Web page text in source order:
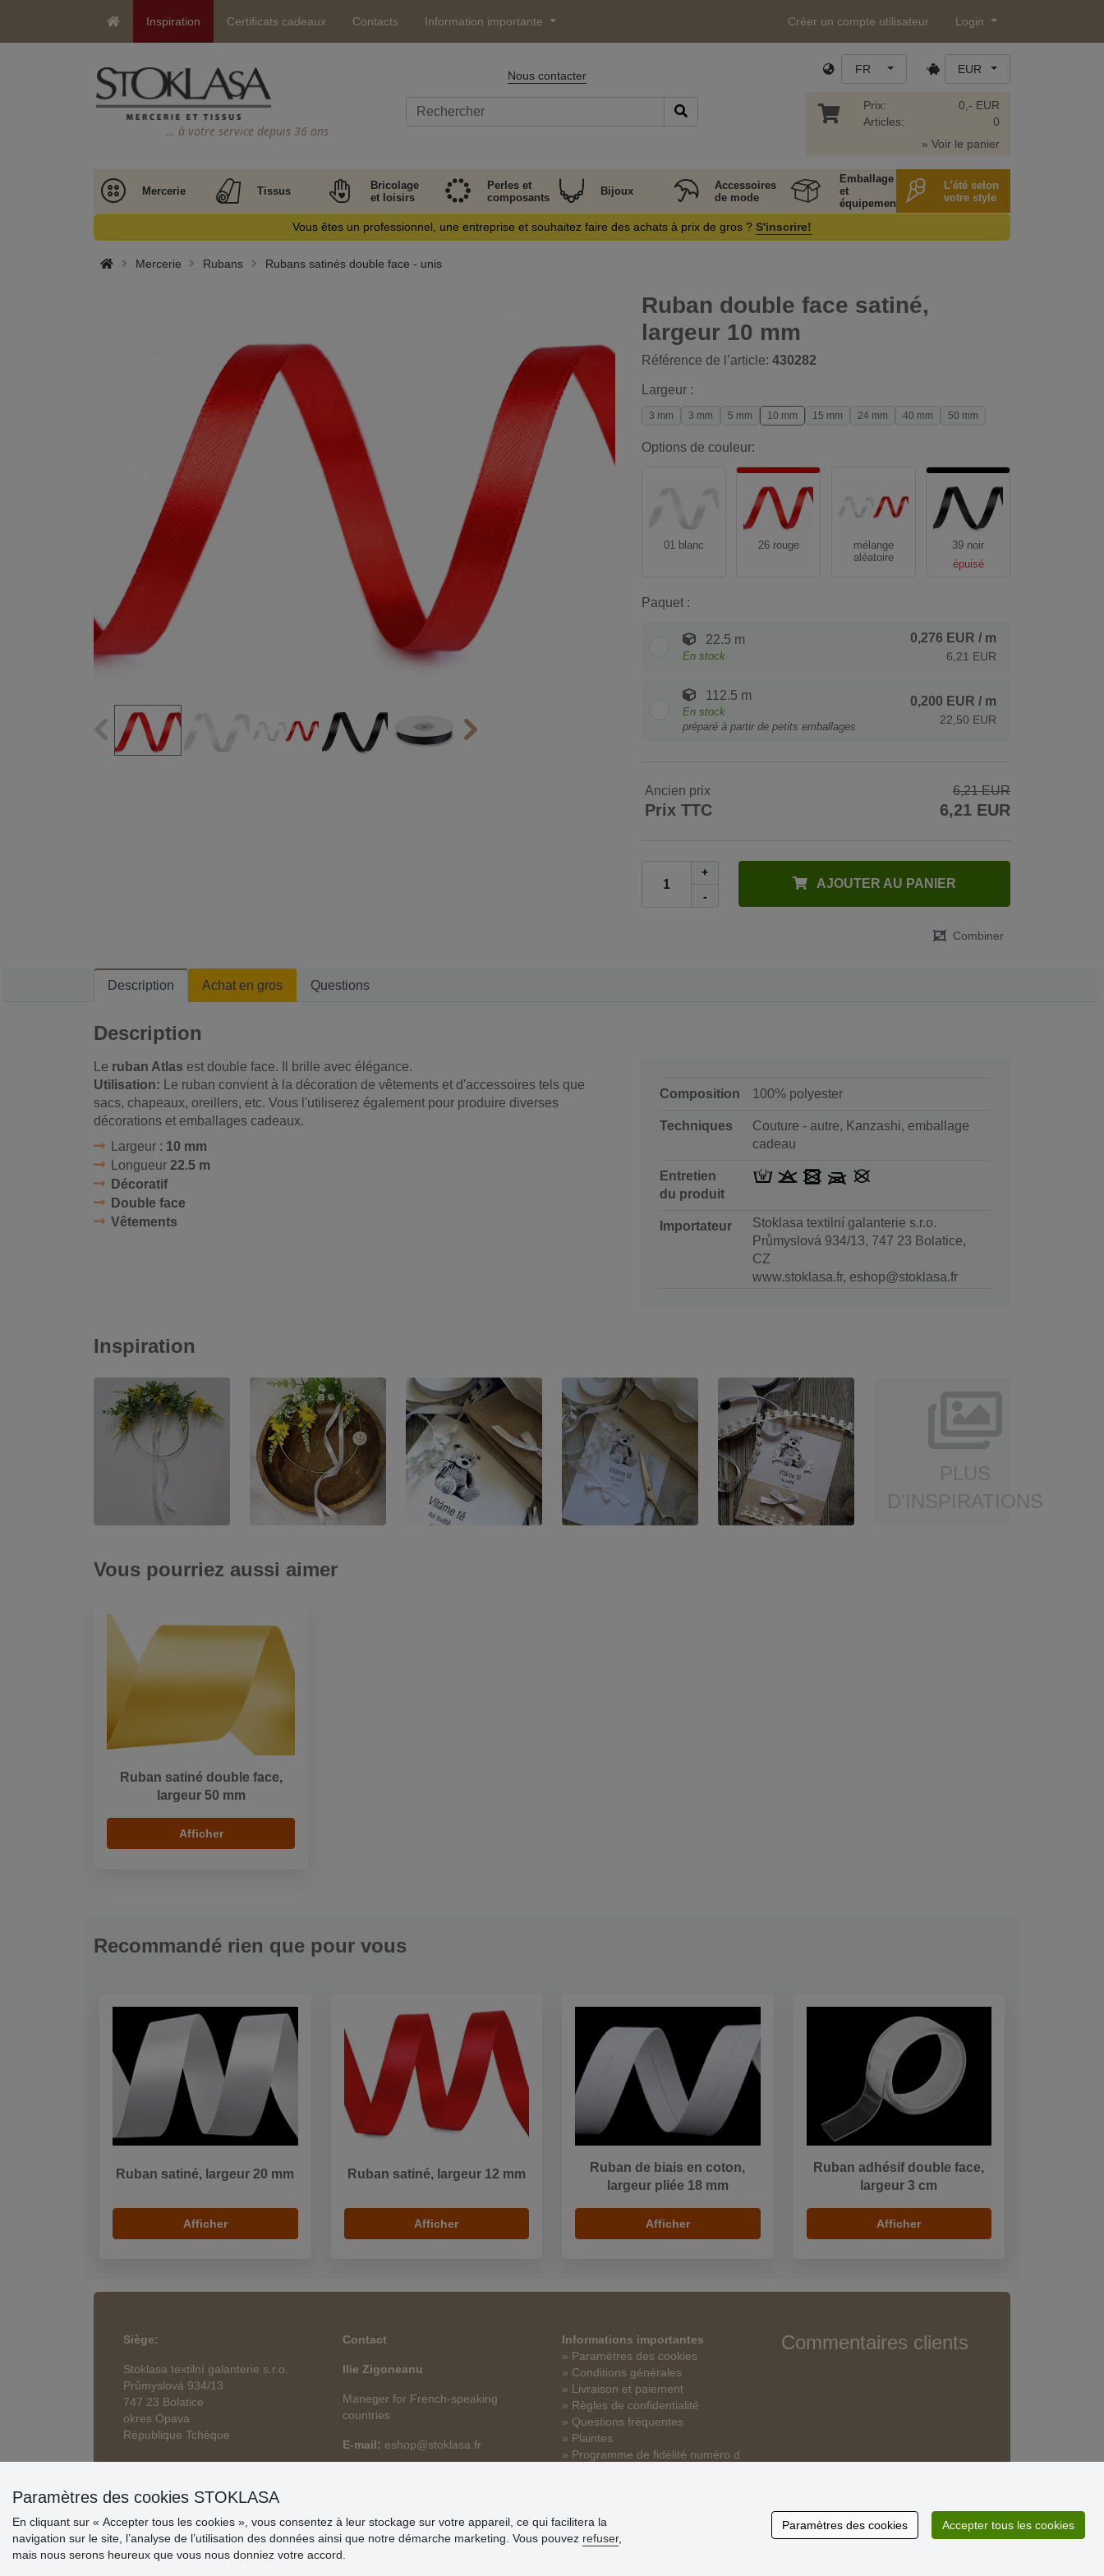
Inspiration Certificats cadeaux Contacts Information importante Créer un compte utilisateur Login
… à votre service depuis 36 ans
Nous contacter FR EUR
Prix:
Articles:
0,- EUR
0
» Voir le panier
Mercerie Tissus
Bricolage
et loisirs
Perles et
composants
Bijoux
Accessoires
de mode
Emballage
et
équipement
L’été selon
votre style
Vous êtes un professionnel, une entreprise et souhaitez faire des achats à prix de gros ? S'inscrire!
Mercerie Rubans Rubans satinés double face - unis
Ruban double face satiné,
largeur 10 mm
Référence de l’article: 430282
Largeur :
3 mm 3 mm 5 mm 10 mm 15 mm 24 mm 40 mm 50 mm
Options de couleur:
01 blanc 26 rouge
mélange
aléatoire
39 noir
épuisé
Paquet :
22.5 m
En stock
0,276 EUR / m
6,21 EUR
112.5 m
En stock
préparé à partir de petits emballages
0,200 EUR / m
22,50 EUR
Ancien prix 6,21 EUR
Prix TTC 6,21 EUR
+
-
AJOUTER AU PANIER
Combiner
Description Achat en gros Questions
Description
Le ruban Atlas est double face. Il brille avec élégance.
Utilisation: Le ruban convient à la décoration de vêtements et d'accessoires tels que
sacs, chapeaux, oreillers, etc. Vous l'utiliserez également pour produire diverses
décorations et emballages cadeaux.
Largeur : 10 mm
Longueur 22.5 m
Décoratif
Double face
Vêtements
Composition 100% polyester
Techniques
Couture - autre, Kanzashi, emballage
cadeau
Entretien
du produit
Importateur
Stoklasa textilní galanterie s.r.o.
Průmyslová 934/13, 747 23 Bolatice,
CZ
www.stoklasa.fr, eshop@stoklasa.fr
Inspiration
D’INSPIRATIONS
Vous pourriez aussi aimer
Ruban satiné double face,
largeur 50 mm
Afficher
Recommandé rien que pour vous
Ruban satiné, largeur 20 mm
Afficher
Ruban satiné, largeur 12 mm
Afficher
Ruban de biais en coton,
largeur pliée 18 mm
Afficher
Ruban adhésif double face,
largeur 3 cm
Afficher
Siège:
Stoklasa textilní galanterie s.r.o.
Průmyslová 934/13
747 23 Bolatice
okres Opava
République Tchèque
Contact
Ilie Zigoneanu
Maneger for French-speaking
countries
E-mail: eshop@stoklasa.fr
Informations importantes
» Paramètres des cookies
» Conditions générales
» Livraison et paiement
» Règles de confidentialité
» Questions fréquentes
» Plaintes
» Programme de fidélité numéro d
Commentaires clients
Paramètres des cookies STOKLASA
En cliquant sur « Accepter tous les cookies », vous consentez à leur stockage sur votre appareil, ce qui facilitera la
navigation sur le site, l’analyse de l’utilisation des données ainsi que notre démarche marketing. Vous pouvez refuser,
mais nous serons heureux que vous nous donniez votre accord.
Paramètres des cookies Accepter tous les cookies